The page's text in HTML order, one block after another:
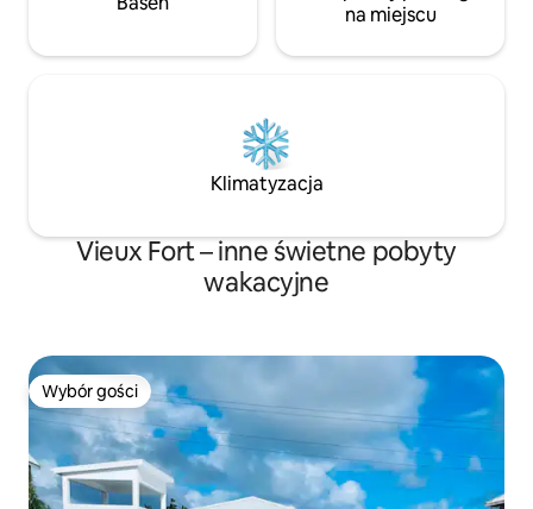
na miejscu
Klimatyzacja
Vieux Fort – inne świetne pobyty
wakacyjne
Wybór gości
Wybór gości